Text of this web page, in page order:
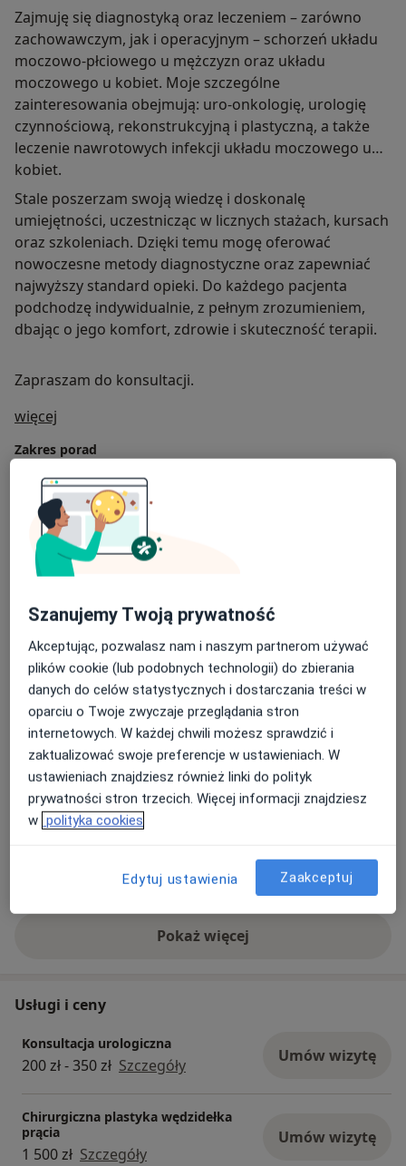
Zajmuję się diagnostyką oraz leczeniem – zarówno
zachowawczym, jak i operacyjnym – schorzeń układu
moczowo-płciowego u mężczyzn oraz układu
moczowego u kobiet. Moje szczególne
zainteresowania obejmują: uro-onkologię, urologię
czynnościową, rekonstrukcyjną i plastyczną, a także
leczenie nawrotowych infekcji układu moczowego u
kobiet.
Stale poszerzam swoją wiedzę i doskonalę
umiejętności, uczestnicząc w licznych stażach, kursach
oraz szkoleniach. Dzięki temu mogę oferować
nowoczesne metody diagnostyczne oraz zapewniać
najwyższy standard opieki. Do każdego pacjenta
podchodzę indywidualnie, z pełnym zrozumieniem,
dbając o jego komfort, zdrowie i skuteczność terapii.
Zapraszam do konsultacji.
więcej
Zakres porad
Urologia
Ureoginekologia
Główne obszary pomocy
Kamica moczowa
Kamica nerkowa
Przerost prostaty
+44a11y_sr_more_diseases
Rodzaje konsultacji
StacjonarneZobacz lokalizacje (4)
Zdjęcia i filmy
Zobacz galerię (6)
Pokaż więcejo doświadczeniu
Usługi i ceny
Konsultacja urologiczna
200 zł - 350 zł Szczegóły Umów wizytę
Chirurgiczna plastyka wędzidełka
prącia
1 500 zł Szczegóły
Umów wizytę
Szanujemy Twoją prywatność
Akceptując, pozwalasz nam i naszym partnerom używać
plików cookie (lub podobnych technologii) do zbierania
danych do celów statystycznych i dostarczania treści w
oparciu o Twoje zwyczaje przeglądania stron
internetowych. W każdej chwili możesz sprawdzić i
zaktualizować swoje preferencje w ustawieniach. W
ustawieniach znajdziesz również linki do polityk
prywatności stron trzecich. Więcej informacji znajdziesz
w polityka cookies
Edytuj ustawienia Zaakceptuj